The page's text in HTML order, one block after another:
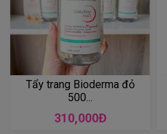
Tẩy trang Bioderma đỏ
500...
310,000Đ